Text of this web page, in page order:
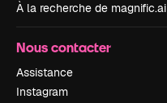
À la recherche de magnific.ai
Nous contacter
Assistance
Instagram